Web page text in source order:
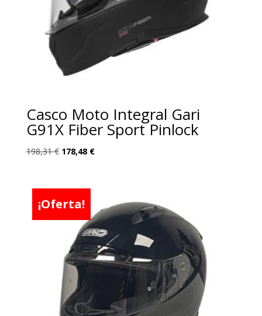
Casco Moto Integral Gari
G91X Fiber Sport Pinlock
198,31€ El
era:
198,31 €.
178,48 €El
178,48 €.
¡Oferta!